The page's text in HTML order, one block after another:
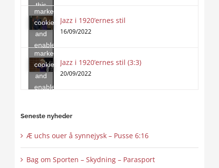
this
content
marketing
cookies
and
enable
this
content
Jazz i 1920’ernes stil
16/09/2022
Click
to
accept
marketing
cookies
and
enable
Jazz i 1920’ernes stil (3:3)
20/09/2022
Seneste nyheder
Æ uchs ouer å synnejysk – Pusse 6:16
Bag om Sporten – Skydning – Parasport